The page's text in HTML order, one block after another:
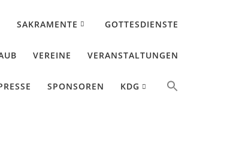
SAKRAMENTE GOTTESDIENSTE
VEREINE VERANSTALTUNGEN
SPONSOREN KDG